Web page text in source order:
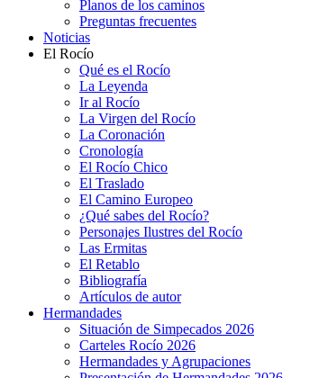
Planos de los caminos
Preguntas frecuentes
Noticias
El Rocío
Qué es el Rocío
La Leyenda
Ir al Rocío
La Virgen del Rocío
La Coronación
Cronología
El Rocío Chico
El Traslado
El Camino Europeo
¿Qué sabes del Rocío?
Personajes Ilustres del Rocío
Las Ermitas
El Retablo
Bibliografía
Artículos de autor
Hermandades
Situación de Simpecados 2026
Carteles Rocío 2026
Hermandades y Agrupaciones